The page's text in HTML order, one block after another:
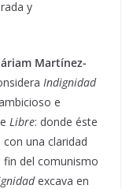
y
Martínez-
Indignidad
e
Libre: donde éste
una claridad
fin del comunismo
excava en